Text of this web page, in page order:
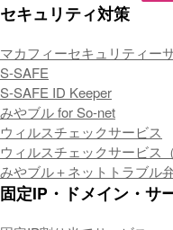
セキュリティ対策
マカフィーセキュリティー
S-SAFE
S-SAFE ID Keeper
みやブル for So-net
ウィルスチェックサービス
ウィルスチェックサービス（
みやブル＋ネットトラブル
固定IP・ドメイン・サ